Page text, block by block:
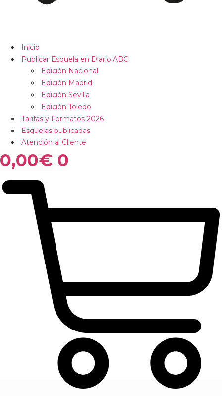
Inicio
Publicar Esquela en Diario ABC
Edición Nacional
Edición Madrid
Edición Sevilla
Edición Toledo
Tarifas y Formatos 2026
Esquelas publicadas
Atención al Cliente
0,00€ 0